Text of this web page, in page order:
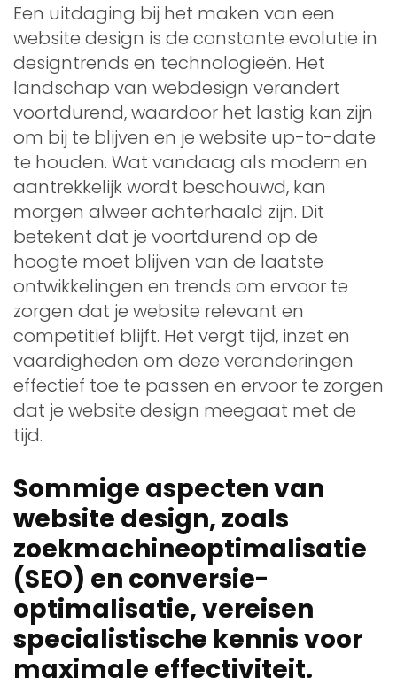
Een uitdaging bij het maken van een
website design is de constante evolutie in
designtrends en technologieën. Het
landschap van webdesign verandert
voortdurend, waardoor het lastig kan zijn
om bij te blijven en je website up-to-date
te houden. Wat vandaag als modern en
aantrekkelijk wordt beschouwd, kan
morgen alweer achterhaald zijn. Dit
betekent dat je voortdurend op de
hoogte moet blijven van de laatste
ontwikkelingen en trends om ervoor te
zorgen dat je website relevant en
competitief blijft. Het vergt tijd, inzet en
vaardigheden om deze veranderingen
effectief toe te passen en ervoor te zorgen
dat je website design meegaat met de
tijd.
Sommige aspecten van
website design, zoals
zoekmachineoptimalisatie
(SEO) en conversie-
optimalisatie, vereisen
specialistische kennis voor
maximale effectiviteit.